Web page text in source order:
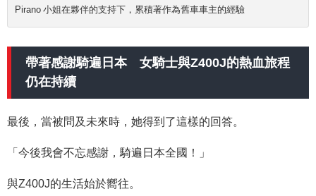
Pirano 小姐在夥伴的支持下，累積著作為舊車車主的經驗
帶著感謝騎遍日本 女騎士與Z400J的熱血旅程
仍在持續
最後，當被問及未來時，她得到了這樣的回答。
「今後我會不忘感謝，騎遍日本全國！」
與Z400J的生活始於嚮往。